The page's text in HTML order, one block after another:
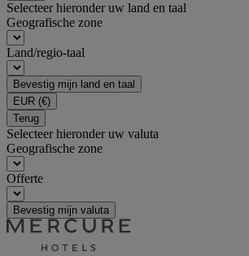
Selecteer hieronder uw land en taal
Geografische zone
Land/regio-taal
Bevestig mijn land en taal
EUR (€)
Terug
Selecteer hieronder uw valuta
Geografische zone
Offerte
Bevestig mijn valuta